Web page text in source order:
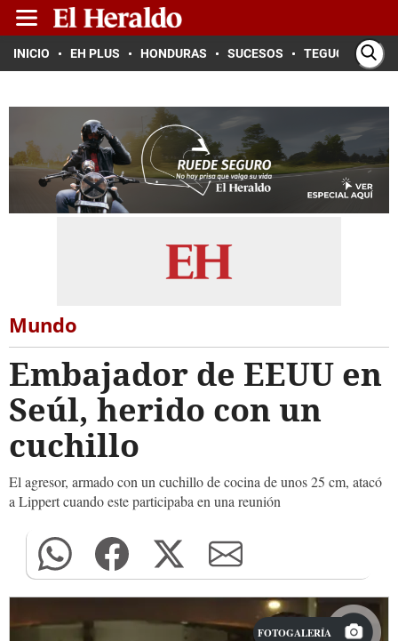
INICIO EH PLUS HONDURAS SUCESOS TEGUCIGALPA
Mundo
Embajador de EEUU en
Seúl, herido con un
cuchillo
El agresor, armado con un cuchillo de cocina de unos 25 cm, atacó
a Lippert cuando este participaba en una reunión
FOTOGALERÍA